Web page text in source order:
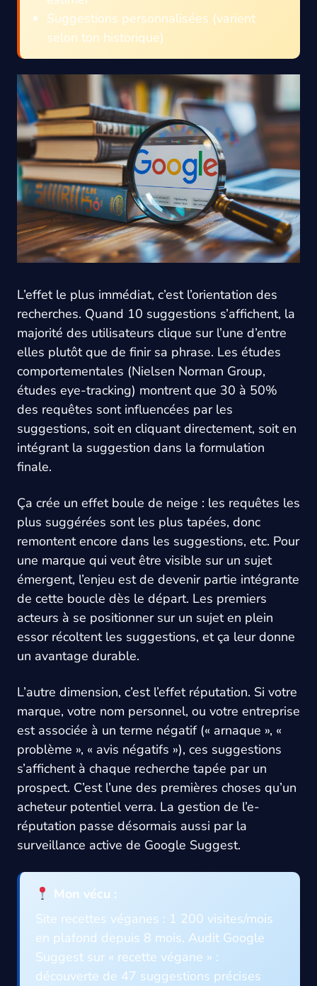
Suggestions personnalisées (varient
selon ton historique)
L’effet le plus immédiat, c’est l’orientation des
recherches. Quand 10 suggestions s’affichent, la
majorité des utilisateurs clique sur l’une d’entre
elles plutôt que de finir sa phrase. Les études
comportementales (Nielsen Norman Group,
études eye-tracking) montrent que 30 à 50%
des requêtes sont influencées par les
suggestions, soit en cliquant directement, soit en
intégrant la suggestion dans la formulation
finale.
Ça crée un effet boule de neige : les requêtes les
plus suggérées sont les plus tapées, donc
remontent encore dans les suggestions, etc. Pour
une marque qui veut être visible sur un sujet
émergent, l’enjeu est de devenir partie intégrante
de cette boucle dès le départ. Les premiers
acteurs à se positionner sur un sujet en plein
essor récoltent les suggestions, et ça leur donne
un avantage durable.
L’autre dimension, c’est l’effet réputation. Si votre
marque, votre nom personnel, ou votre entreprise
est associée à un terme négatif (« arnaque », «
problème », « avis négatifs »), ces suggestions
s’affichent à chaque recherche tapée par un
prospect. C’est l’une des premières choses qu’un
acheteur potentiel verra. La gestion de l’e-
réputation passe désormais aussi par la
surveillance active de Google Suggest.
Mon vécu :
Site recettes véganes : 1 200 visites/mois
en plafond depuis 8 mois. Audit Google
Suggest sur « recette végane » :
découverte de 47 suggestions précises